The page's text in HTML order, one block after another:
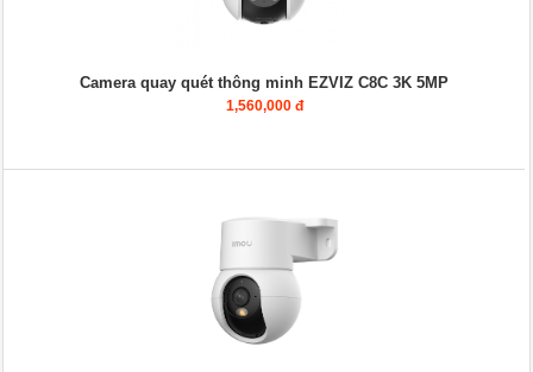
Camera quay quét thông minh EZVIZ C8C 3K 5MP
1,560,000 đ